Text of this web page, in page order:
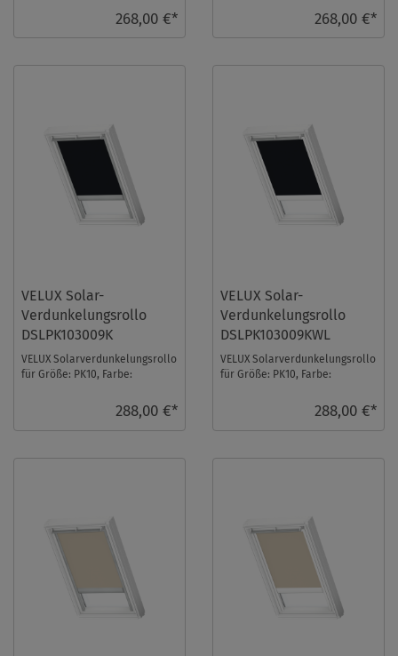
homecontrol kom ...268,00 €* 268,00 €*
VELUX Solar-
Verdunkelungsrollo
DSLPK103009K
VELUX Solarverdunkelungsrollo
für Größe: PK10, Farbe:
homecontrol kompat ...288,00 €*
VELUX Solar-
Verdunkelungsrollo
DSLPK103009KWL
VELUX Solarverdunkelungsrollo
für Größe: PK10, Farbe:
homecontrol kom ...288,00 €*